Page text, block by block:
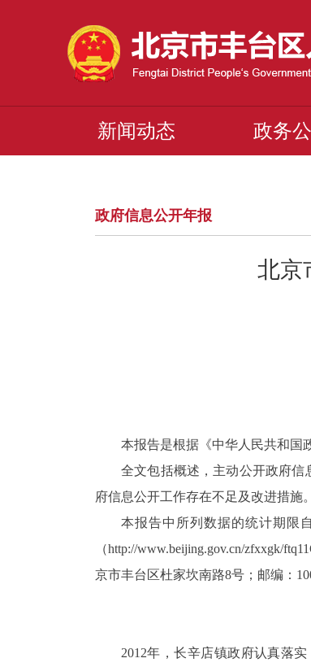
新闻动态 政务
政府信息公开年报
北京
本报告是根据《中华人民共和国
全文包括概述，主动公开政府
府信息公开工作存在不足及改进措施。
本报告中所列数据的统计期限自
（http://www.beijing.gov.cn/zfxxgk/
京市丰台区杜家坎南路8号；邮编：
2012年，长辛店镇政府认真落